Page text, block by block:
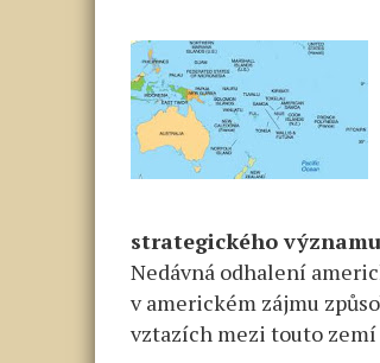
strategického
Nedávná odhalení
v americkém zájmu
vztazích mezi touto